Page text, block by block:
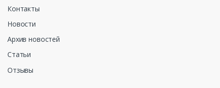
Контакты
Новости
Архив новостей
Статьи
Отзывы